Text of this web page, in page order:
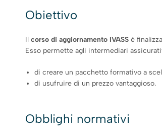
Obiettivo
Il corso di aggiornamento IVASS è
Esso permette agli intermediari
di creare un pacchetto formativo a
di usufruire di un prezzo vantaggioso.
Obblighi normativi